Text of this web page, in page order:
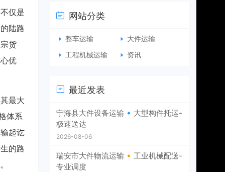
仅是
陆路
货
优
最大
体系
起讫
的路
网站分类
整车运输
大件运输
工程机械运输
资讯
最近发表
宁海县大件设备运输🔹大型构件托运-
极速送达
2026-08-06
瑞安市大件物流运输🔸工业机械配送-
专业调度